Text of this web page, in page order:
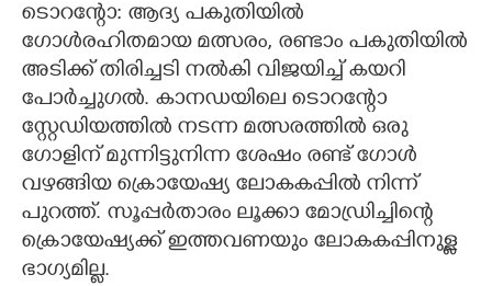
ടൊറന്റോ: ആദ്യ പകുതിയിൽ
ഗോൾരഹിതമായ മത്സരം, രണ്ടാം പകുതിയിൽ
അടിക്ക് തിരിച്ചടി നൽകി വിജയിച്ച് കയറി
പോർച്ചുഗൽ. കാനഡയിലെ ടൊറന്റോ
സ്റ്റേഡിയത്തിൽ നടന്ന മത്സരത്തിൽ ഒരു
ഗോളിന് മുന്നിട്ടുനിന്ന ശേഷം രണ്ട് ഗോൾ
വഴങ്ങിയ ക്രൊയേഷ്യ ലോകകപ്പിൽ നിന്ന്
പുറത്ത്. സൂപ്പർതാരം ലൂക്കാ മോഡ്രിച്ചിന്റെ
ക്രൊയേഷ്യക്ക് ഇത്തവണയും ലോകകപ്പിനുള്ള
ഭാഗ്യമില്ല.